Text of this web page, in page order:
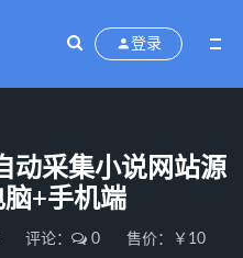
登录
动采集小说网站源
+手机端
评论： 0 售价：￥10